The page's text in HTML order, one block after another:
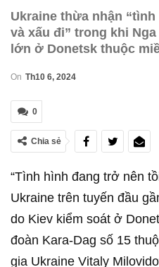
Ukraine thừa nhận
và xấu đi” trong khi
lớn ở Donetsk thuộc
On Th10 6, 2024
0
Chia sẻ
“Tình hình đang trở nên
Ukraine trên tuyến đầu
do Kiev kiểm soát ở
đoàn Kara-Dag số 15
gia Ukraine Vitaly